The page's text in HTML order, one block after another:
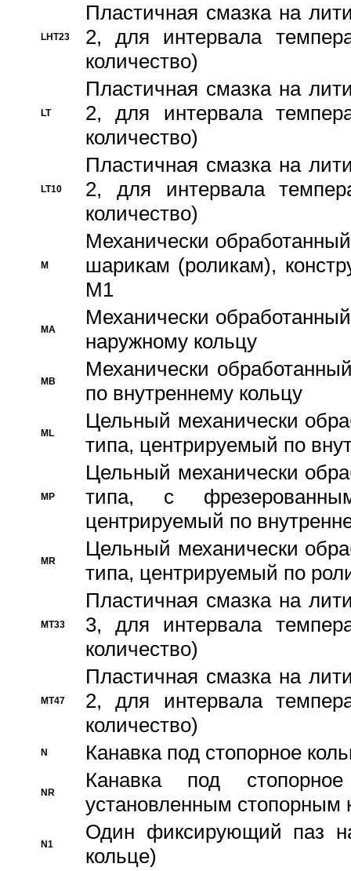
LHT23
Пластичная смазка на
2, для интервала
количество)
LT
Пластичная смазка на
2, для интервала
количество)
LT10
Пластичная смазка на
2, для интервала
количество)
M
Механически
шарикам (роликам),
M1
MA
Механически
наружному кольцу
MB
Механически
по внутреннему кольцу
ML
Цельный механически
типа, центрируемый по
MP
Цельный механически
типа, с
центрируемый по
MR
Цельный механически
типа, центрируемый по
MT33
Пластичная смазка на
3, для интервала
количество)
MT47
Пластичная смазка на
2, для интервала
количество)
N Канавка под стопорное
NR
Канавка под
установленным стопорным
N1
Один фиксирующий паз
кольце)